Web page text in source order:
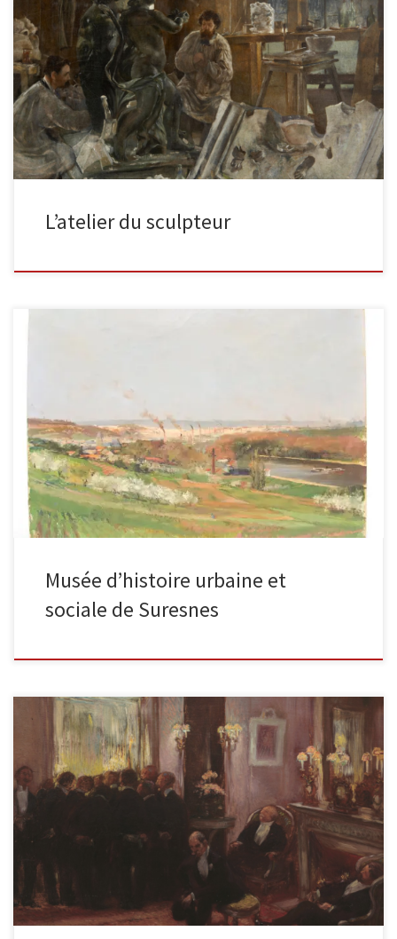
L’atelier du sculpteur Huile sur toile / Signée en bas à
droiteDimensions : 60 x 73 cm Il y a […]
L’atelier du sculpteur
Vue de Suresnes, 1886 huile sur toile, 32 x 40 cm, signé en bas à
droite. Cette oeuvre a vraisemblablement […]
Musée d’histoire urbaine et
sociale de Suresnes
L’attente de la décision du comité, huile sur toile